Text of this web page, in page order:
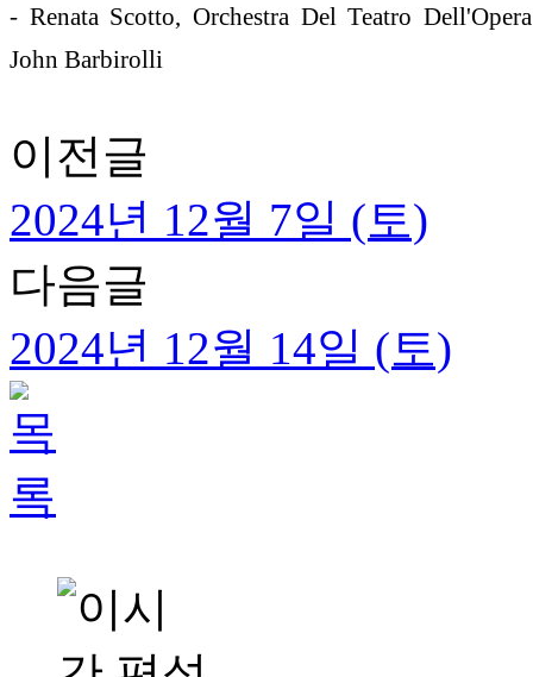
- Renata Scotto, Orchestra Del Teatro
John Barbirolli
이전글
2024년 12월 7일 (토)
다음글
2024년 12월 14일 (토)